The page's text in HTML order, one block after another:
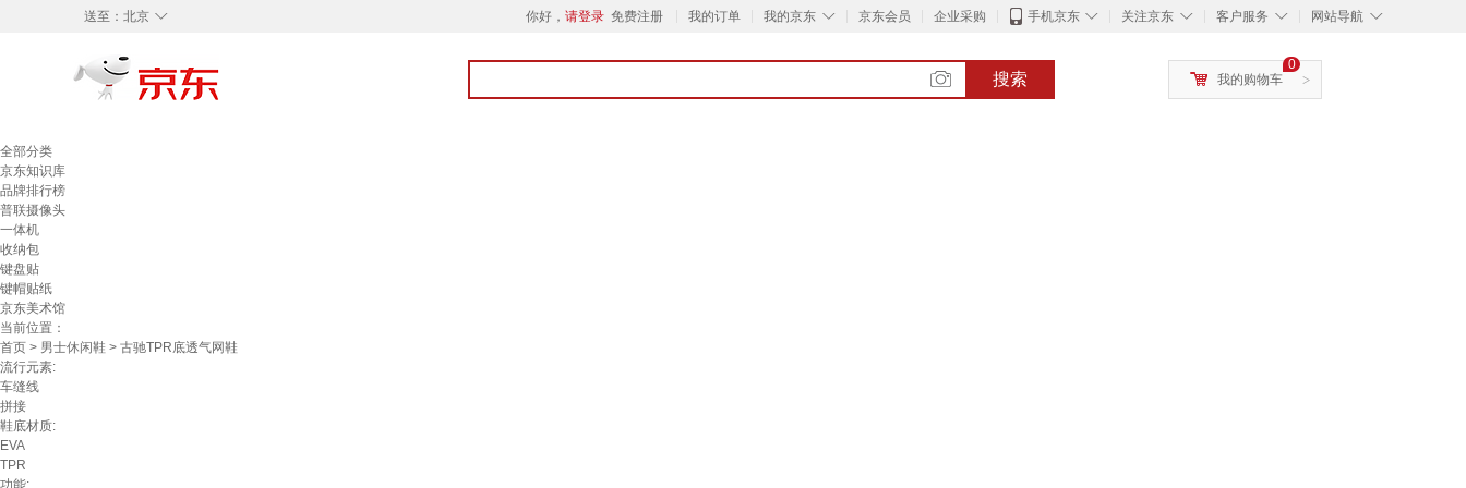
◇
送至： 北京 你好， 请登录 免费注册 我的订单 ◇
我的京东 京东会员 企业采购 ◇
手机京东 ◇
关注京东 ◇
客户服务 ◇
网站导航
搜索 >
0
我的购物车
全部分类
京东知识库
品牌排行榜
普联摄像头
一体机
收纳包
键盘贴
键帽贴纸
京东美术馆
当前位置：
首页 > 男士休闲鞋 > 古驰TPR底透气网鞋
流行元素:
车缝线
拼接
鞋底材质:
EVA
TPR
功能: